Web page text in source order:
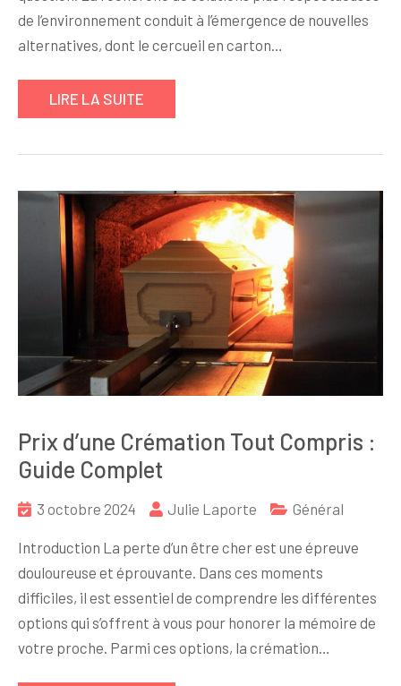
de l’environnement conduit à l’émergence de nouvelles
alternatives, dont le cercueil en carton…
LIRE LA SUITE
Prix d’une Crémation Tout Compris :
Guide Complet
3 octobre 2024 Julie Laporte Général
Introduction La perte d’un être cher est une épreuve
douloureuse et éprouvante. Dans ces moments
difficiles, il est essentiel de comprendre les différentes
options qui s’offrent à vous pour honorer la mémoire de
votre proche. Parmi ces options, la crémation…